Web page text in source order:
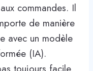
commandes. Il
de manière
avec un modèle
(IA).